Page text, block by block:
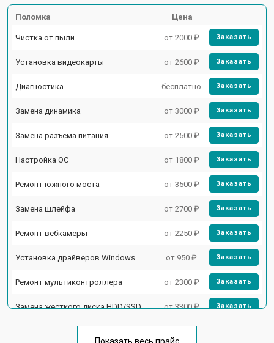
Поломка Цена
Чистка от пыли от 2000 ₽ Заказать
Установка видеокарты от 2600 ₽ Заказать
Диагностика бесплатно Заказать
Замена динамика от 3000 ₽ Заказать
Замена разъема питания от 2500 ₽ Заказать
Настройка ОС от 1800 ₽ Заказать
Ремонт южного моста от 3500 ₽ Заказать
Замена шлейфа от 2700 ₽ Заказать
Ремонт вебкамеры от 2250 ₽ Заказать
Установка драйверов Windows от 950 ₽ Заказать
Ремонт мультиконтроллера от 2300 ₽ Заказать
Замена жесткого диска HDD/SSD от 3300 ₽ Заказать